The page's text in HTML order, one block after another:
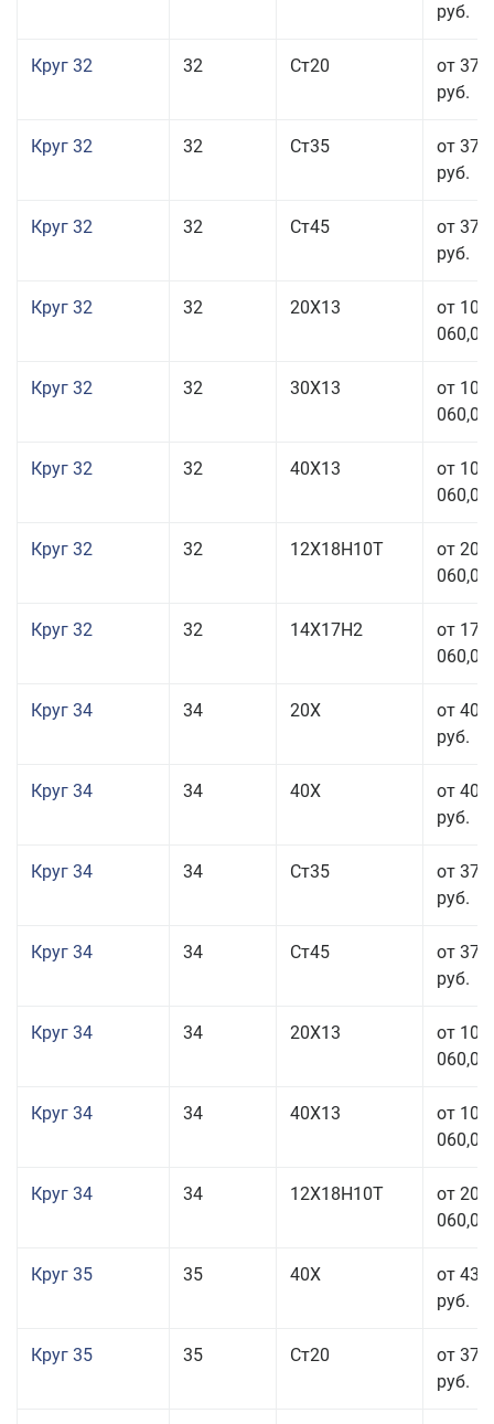
руб.
Круг 32 32 Ст20
от 37
руб.
Круг 32 32 Ст35
от 37
руб.
Круг 32 32 Ст45
от 37
руб.
Круг 32 32 20Х13
от 101
060,00
Круг 32 32 30Х13
от 101
060,00
Круг 32 32 40Х13
от 101
060,00
Круг 32 32 12Х18Н10Т
от 208
060,00
Круг 32 32 14Х17Н2
от 177
060,00
Круг 34 34 20Х
от 40
руб.
Круг 34 34 40Х
от 40
руб.
Круг 34 34 Ст35
от 37
руб.
Круг 34 34 Ст45
от 37
руб.
Круг 34 34 20Х13
от 101
060,00
Круг 34 34 40Х13
от 101
060,00
Круг 34 34 12Х18Н10Т
от 208
060,00
Круг 35 35 40Х
от 43
руб.
Круг 35 35 Ст20
от 37
руб.